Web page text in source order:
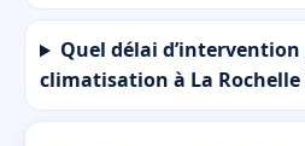
Quel délai
climatisation à La Rochelle